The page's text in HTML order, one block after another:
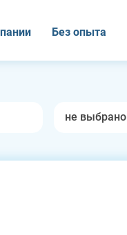
Без опыта
не выбрано